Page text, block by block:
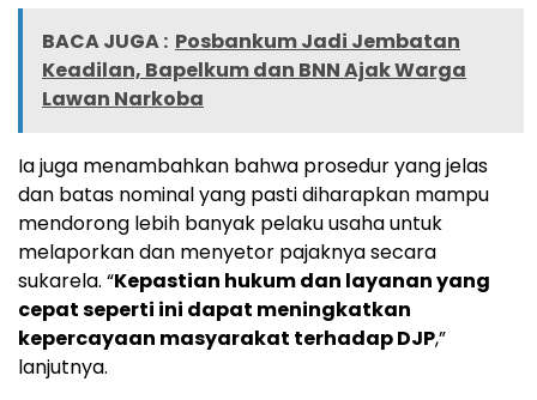
BACA JUGA : Posbankum Jadi Jembatan
Keadilan, Bapelkum dan BNN Ajak Warga
Lawan Narkoba
Ia juga menambahkan bahwa prosedur yang jelas
dan batas nominal yang pasti diharapkan mampu
mendorong lebih banyak pelaku usaha untuk
melaporkan dan menyetor pajaknya secara
sukarela. “Kepastian hukum dan layanan yang
cepat seperti ini dapat meningkatkan
kepercayaan masyarakat terhadap DJP,”
lanjutnya.